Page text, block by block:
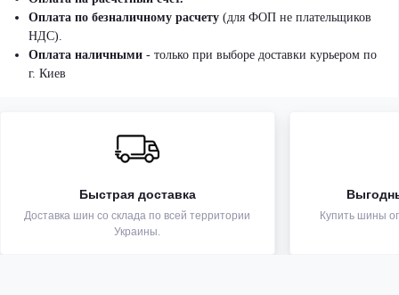
Оплата по безналичному расчету (для ФОП не плательщиков
НДС).
Оплата наличными - только при выборе доставки курьером по
г. Киев
Быстрая доставка
Доставка шин со склада по всей территории
Украины.
Купить шины